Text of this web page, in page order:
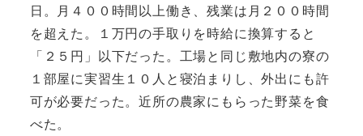
日。月４００時間以上働き、残業は月２００時間
を超えた。１万円の手取りを時給に換算すると
「２５円」以下だった。工場と同じ敷地内の寮の
１部屋に実習生１０人と寝泊まりし、外出にも許
可が必要だった。近所の農家にもらった野菜を食
べた。